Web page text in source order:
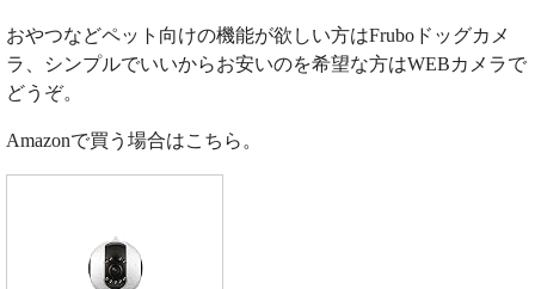
おやつなどペット向けの機能が欲しい方はFruboドッグカメ
ラ、シンプルでいいからお安いのを希望な方はWEBカメラで
どうぞ。
Amazonで買う場合はこちら。